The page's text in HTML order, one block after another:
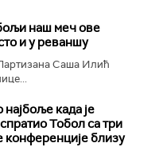
наш меч ове
и у реваншу
Саша Илић
када је
Тобол са три
конференције близу